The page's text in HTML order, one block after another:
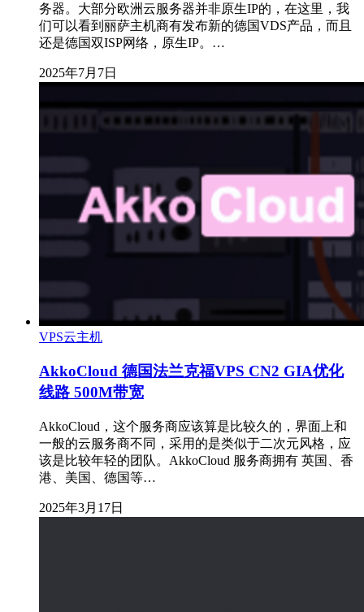
务器。大部分欧洲云服务器并非原生IP的，在这里，我
们可以看到丽萨主机商有发布新的德国VDS产品，而且
还是德国双ISP网络，原生IP。…
2025年7月7日
VPS云主机
AkkoCloud 德国法兰克福VPS CN2 GIA优化
线路 500M带宽
AkkoCloud，这个服务商应该算是比较久的，界面上和
一般的云服务商不同，采用的是类似于二次元风格，应
该是比较年轻的团队。AkkoCloud 服务商拥有 英国、香
港、美国、德国等…
2025年3月17日